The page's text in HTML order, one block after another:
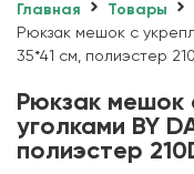
Главная Товары
Рюкзак мешок с
35*41 см, полиэстер
Рюкзак мешок
уголками BY
полиэстер